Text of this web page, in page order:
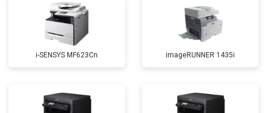
i-SENSYS MF623Cn imageRUNNER 1435i